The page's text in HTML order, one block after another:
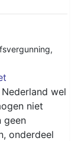
,
wel
niet
geen
onderdeel